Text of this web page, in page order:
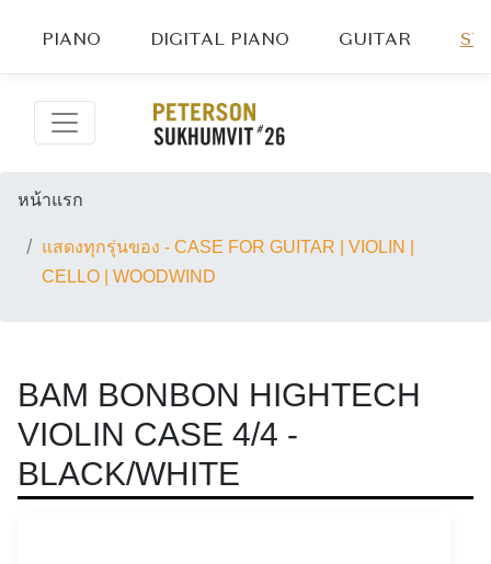
PIANO DIGITAL PIANO GUITAR
หน้าแรก
แสดงทุกรุ่นของ - CASE FOR GUITAR | VIOLIN |
CELLO | WOODWIND
BAM BONBON HIGHTECH
VIOLIN CASE 4/4 -
BLACK/WHITE